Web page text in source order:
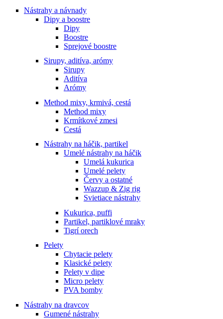
Nástrahy a návnady
Dipy a boostre
Dipy
Boostre
Sprejové boostre
Sirupy, aditíva, arómy
Sirupy
Aditíva
Arómy
Method mixy, krmivá, cestá
Method mixy
Krmítkové zmesi
Cestá
Nástrahy na háčik, partikel
Umelé nástrahy na háčik
Umelá kukurica
Umelé pelety
Červy a ostatné
Wazzup & Zig rig
Svietiace nástrahy
Kukurica, puffi
Partikel, partiklové mraky
Tigrí orech
Pelety
Chytacie pelety
Klasické pelety
Pelety v dipe
Micro pelety
PVA bomby
Nástrahy na dravcov
Gumené nástrahy